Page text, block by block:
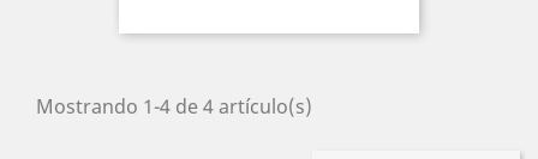
Mostrando 1-4 de 4 artículo(s)